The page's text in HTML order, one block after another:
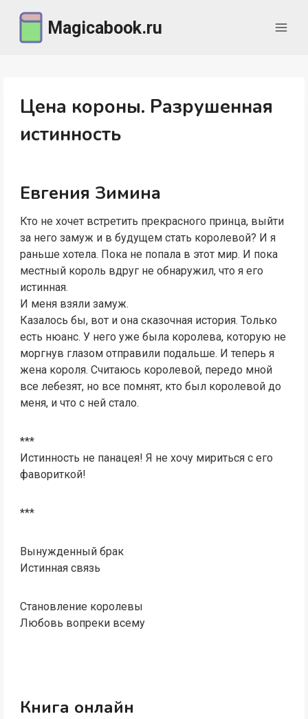
содержимому
Magicabook.ru
Цена короны. Разрушенная
истинность
Евгения Зимина
Кто не хочет встретить прекрасного принца, выйти
за него замуж и в будущем стать королевой? И я
раньше хотела. Пока не попала в этот мир. И пока
местный король вдруг не обнаружил, что я его
истинная.
И меня взяли замуж.
Казалось бы, вот и она сказочная история. Только
есть нюанс. У него уже была королева, которую не
моргнув глазом отправили подальше. И теперь я
жена короля. Считаюсь королевой, передо мной
все лебезят, но все помнят, кто был королевой до
меня, и что с ней стало.
***
Истинность не панацея! Я не хочу мириться с его
фавориткой!
***
Вынужденный брак
Истинная связь
Становление королевы
Любовь вопреки всему
Книга онлайн